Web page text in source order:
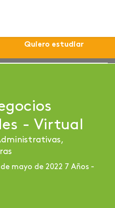
- Virtual
mayo de 2022 7 Años -
Quiero estudiar